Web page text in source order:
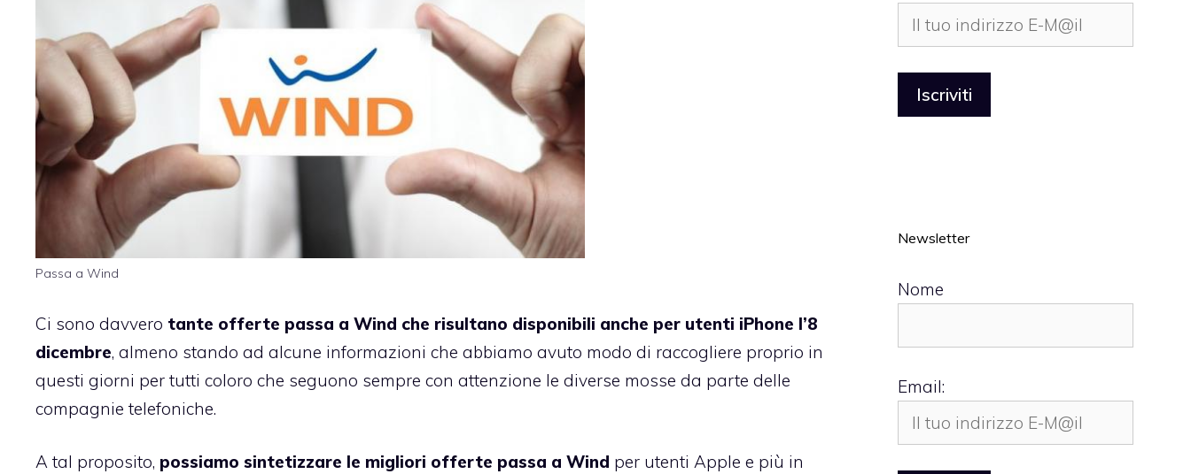
Passa a Wind
Ci sono davvero tante offerte passa a Wind che risultano disponibili anche per utenti iPhone l’8
dicembre, almeno stando ad alcune informazioni che abbiamo avuto modo di raccogliere proprio in
questi giorni per tutti coloro che seguono sempre con attenzione le diverse mosse da parte delle
compagnie telefoniche.
A tal proposito, possiamo sintetizzare le migliori offerte passa a Wind per utenti Apple e più in
Newsletter
Nome
Email: